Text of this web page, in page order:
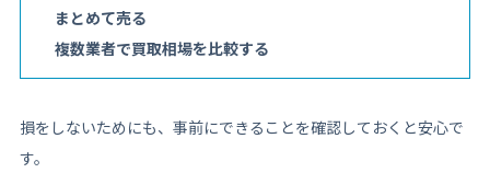
まとめて売る
複数業者で買取相場を比較する
損をしないためにも、事前にできることを確認しておくと安心で
す。